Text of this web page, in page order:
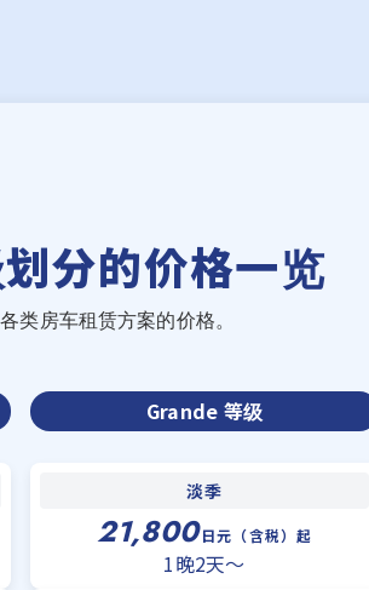
分的价格一览
类房车租赁方案的价格。
Grande 等级
淡季
21,800 日元（含税）起
1晚2天〜